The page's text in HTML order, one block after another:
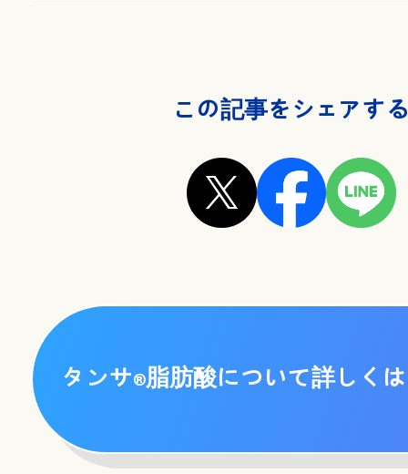
この記事をシェアす
タンサ ®脂肪酸について詳しく